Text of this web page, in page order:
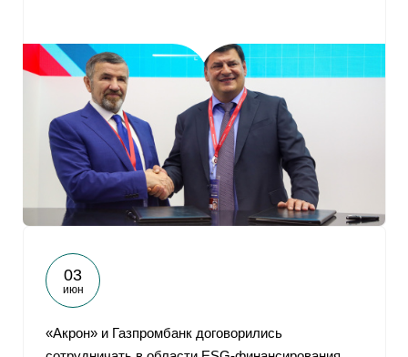
03
июн
«Акрон» и Газпромбанк договорились